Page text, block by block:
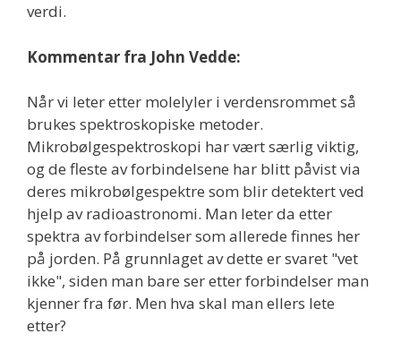
verdi.
Kommentar fra John Vedde:
Når vi leter etter molelyler i verdensrommet så
brukes spektroskopiske metoder.
Mikrobølgespektroskopi har vært særlig viktig,
og de fleste av forbindelsene har blitt påvist via
deres mikrobølgespektre som blir detektert ved
hjelp av radioastronomi. Man leter da etter
spektra av forbindelser som allerede finnes her
på jorden. På grunnlaget av dette er svaret "vet
ikke", siden man bare ser etter forbindelser man
kjenner fra før. Men hva skal man ellers lete
etter?